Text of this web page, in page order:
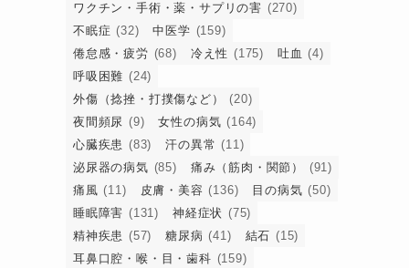
ワクチン・手術・薬・サプリの害 (270)
不眠症 (32) 中医学 (159)
倦怠感・疲労 (68) 冷え性 (175) 吐血 (4)
呼吸困難 (24)
外傷（捻挫・打撲傷など）
(20)
夜間頻尿 (9) 女性の病気 (164)
心臓疾患 (83) 汗の異常 (11)
泌尿器の病気 (85) 痛み（筋肉・関節）
(91)
痛風 (11) 皮膚・美容 (136) 目の病気 (50)
睡眠障害 (131) 神経症状 (75)
精神疾患 (57) 糖尿病 (41) 結石 (15)
耳鼻口腔・喉・目・歯科 (159)